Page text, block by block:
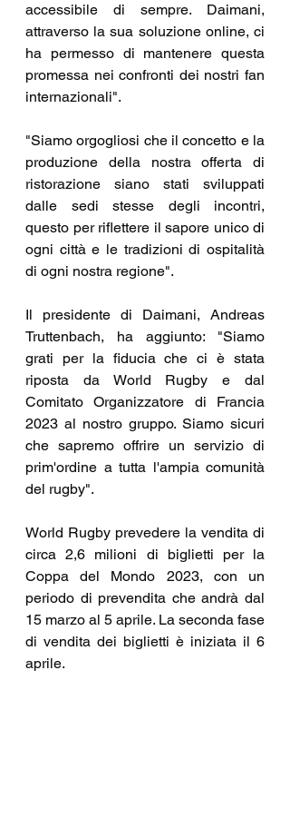
accessibile di sempre. Daimani,
attraverso la sua soluzione online, ci
ha permesso di mantenere questa
promessa nei confronti dei nostri fan
internazionali".
"Siamo orgogliosi che il concetto e la
produzione della nostra offerta di
ristorazione siano stati sviluppati
dalle sedi stesse degli incontri,
questo per riflettere il sapore unico di
ogni città e le tradizioni di ospitalità
di ogni nostra regione".
Il presidente di Daimani, Andreas
Truttenbach, ha aggiunto: "Siamo
grati per la fiducia che ci è stata
riposta da World Rugby e dal
Comitato Organizzatore di Francia
2023 al nostro gruppo. Siamo sicuri
che sapremo offrire un servizio di
prim'ordine a tutta l'ampia comunità
del rugby".
World Rugby prevedere la vendita di
circa 2,6 milioni di biglietti per la
Coppa del Mondo 2023, con un
periodo di prevendita che andrà dal
15 marzo al 5 aprile. La seconda fase
di vendita dei biglietti è iniziata il 6
aprile.